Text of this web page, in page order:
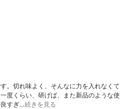
。切れ味よく、そんなに力を入れなくて
度くらい、研げば、また新品のような使
良すぎ…続きを見る